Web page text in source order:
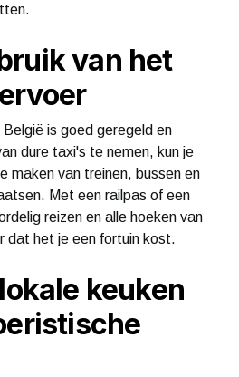
van het
is goed geregeld en
dure taxi's te nemen, kun je
maken van treinen, bussen en
Met een railpas of een
reizen en alle hoeken van
dat het je een fortuin kost.
keuken